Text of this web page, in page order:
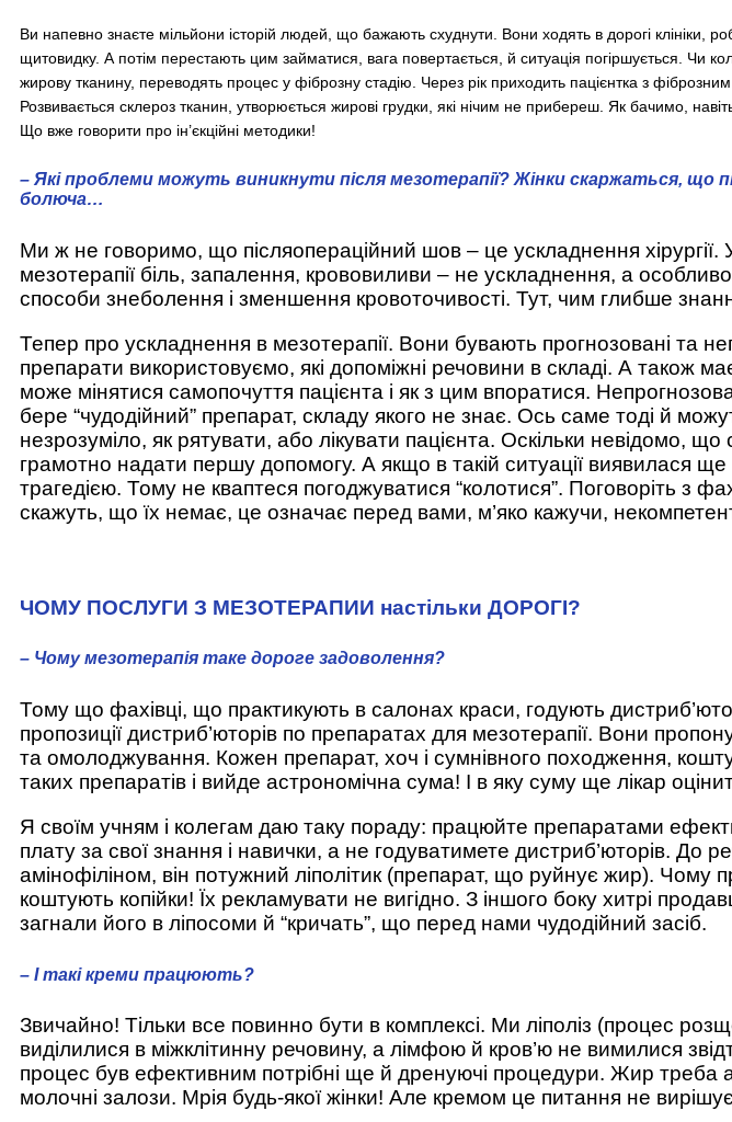
Ви напевно знаєте мільйони історій людей, що бажають схуднути. Вони ходять в дорогі
щитовидку. А потім перестають цим займатися, вага повертається, й ситуація погіршується. Чи
жирову тканину, переводять процес у фіброзну стадію. Через рік приходить пацієнтка з
Розвивається склероз тканин, утворюється жирові грудки, які нічим не прибереш. Як бачимо,
Що вже говорити про ін’єкційні методики!
– Які проблеми можуть виникнути після мезотерапії? Жінки скаржаться, що
болюча…
Ми ж не говоримо, що післяопераційний шов – це ускладнення
мезотерапії біль, запалення, крововиливи – не ускладнення, а
способи знеболення і зменшення кровоточивості. Тут, чим глибше
Тепер про ускладнення в мезотерапії. Вони бувають прогнозовані та
препарати використовуємо, які допоміжні речовини в складі. А також
може мінятися самопочуття пацієнта і як з цим впоратися.
бере “чудодійний” препарат, складу якого не знає. Ось саме тоді й
незрозуміло, як рятувати, або лікувати пацієнта. Оскільки невідомо,
грамотно надати першу допомогу. А якщо в такій ситуації виявилася
трагедією. Тому не кваптеся погоджуватися “колотися”. Поговоріть з
скажуть, що їх немає, це означає перед вами, м’яко кажучи,
ЧОМУ ПОСЛУГИ З МЕЗОТЕРАПИИ настільки ДОРОГІ?
– Чому мезотерапія таке дороге задоволення?
Тому що фахівці, що практикують в салонах краси, годують
пропозиції дистриб’юторів по препаратах для мезотерапії. Вони
та омолоджування. Кожен препарат, хоч і сумнівного походження,
таких препаратів і вийде астрономічна сума! І в яку суму ще лікар
Я своїм учням і колегам даю таку пораду: працюйте препаратами
плату за свої знання і навички, а не годуватимете дистриб’юторів. До
амінофіліном, він потужний ліполітик (препарат, що руйнує жир). Чому
коштують копійки! Їх рекламувати не вигідно. З іншого боку хитрі
загнали його в ліпосоми й “кричать”, що перед нами чудодійний засіб.
– І такі креми працюють?
Звичайно! Тільки все повинно бути в комплексі. Ми ліполіз (процес
виділилися в міжклітинну речовину, а лімфою й кров’ю не вимилися
процес був ефективним потрібні ще й дренуючі процедури. Жир треба
молочні залози. Мрія будь-якої жінки! Але кремом це питання не